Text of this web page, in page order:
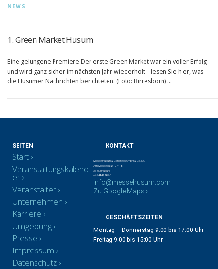
NEWS
1. Green Market Husum
Eine gelungene Premiere Der erste Green Market war ein voller Erfolg
und wird ganz sicher im nächsten Jahr wiederholt – lesen Sie hier, was
die Husumer Nachrichten berichteten. (Foto: Birresborn) …
SEITEN
Start
Veranstaltungskalend
er
Veranstalter
Unternehmen
Karriere
Umgebung
Presse
Impressum
Datenschutz
KONTAKT
Messe Husum & Congress GmbH & Co. KG
Am Messeplatz 12 – 18
25813 Husum
+49 4841 902-0
info@messehusum.com
Zu Google Maps ›
GESCHÄFTSZEITEN
Montag – Donnerstag 9:00 bis 17:00 Uhr
Freitag 9:00 bis 15:00 Uhr